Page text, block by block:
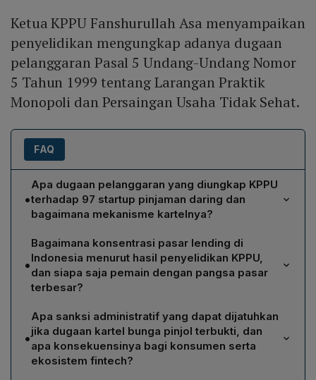
Ketua KPPU Fanshurullah Asa menyampaikan
penyelidikan mengungkap adanya dugaan
pelanggaran Pasal 5 Undang-Undang Nomor
5 Tahun 1999 tentang Larangan Praktik
Monopoli dan Persaingan Usaha Tidak Sehat.
FAQ
•
Apa dugaan pelanggaran yang diungkap KPPU
terhadap 97 startup pinjaman daring dan
bagaimana mekanisme kartelnya?
KPPU menuding 97 penyelenggara pinjaman online
melakukan kartel bunga, yakni menetapkan plafon
bunga harian secara bersama‑sama melalui
kesepakatan internal di dalam Asosiasi Fintech
Fanshurullah Asa, para fintech tersebut mengatur
tingkat bunga di atas batas flat 0,8% per hari pada
periode 2020‑2023, yang membatasi kompetisi dan
merugikan konsumen.
•
Bagaimana konsentrasi pasar lending di
Indonesia menurut hasil penyelidikan KPPU,
dan siapa saja pemain dengan pangsa pasar
terbesar?
Penyelidikan KPPU menunjukkan pasar pinjaman daring
dipenuhi 97 penyelenggara aktif, namun konsentrasi
tinggi pada beberapa pemain utama. Pada April 2023,
KreditPintar memegang 13% pangsa pasar, diikuti
•
Apa sanksi administratif yang dapat dijatuhkan
jika dugaan kartel bunga pinjol terbukti, dan
apa konsekuensinya bagi konsumen serta
ekosistem fintech?